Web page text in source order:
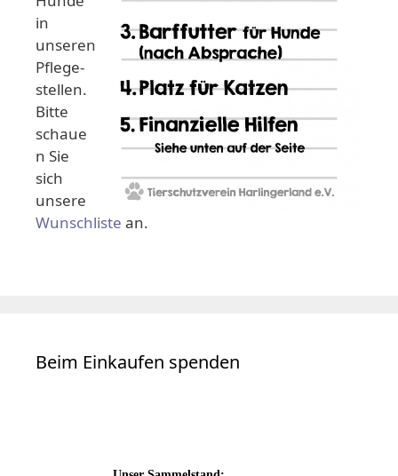
in
unseren
Pflege-
stellen.
Bitte
schaue
n Sie
sich
unsere
Wunschliste an.
Beim Einkaufen spenden